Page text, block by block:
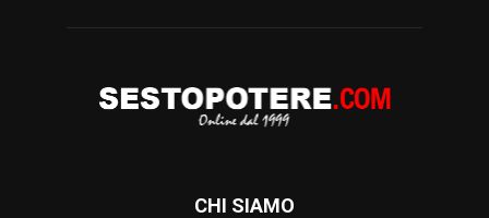
CHI SIAMO